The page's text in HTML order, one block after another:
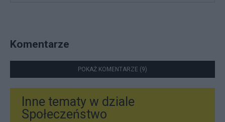
Komentarze
POKAŻ KOMENTARZE (9)
Inne tematy w dziale
Społeczeństwo